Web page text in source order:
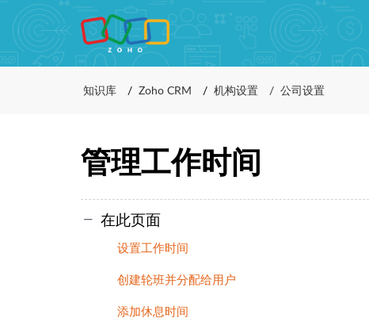
知识库 Zoho CRM 机构设置 公司设置
管理工作时间
在此页面
设置工作时间
创建轮班并分配给用户
添加休息时间